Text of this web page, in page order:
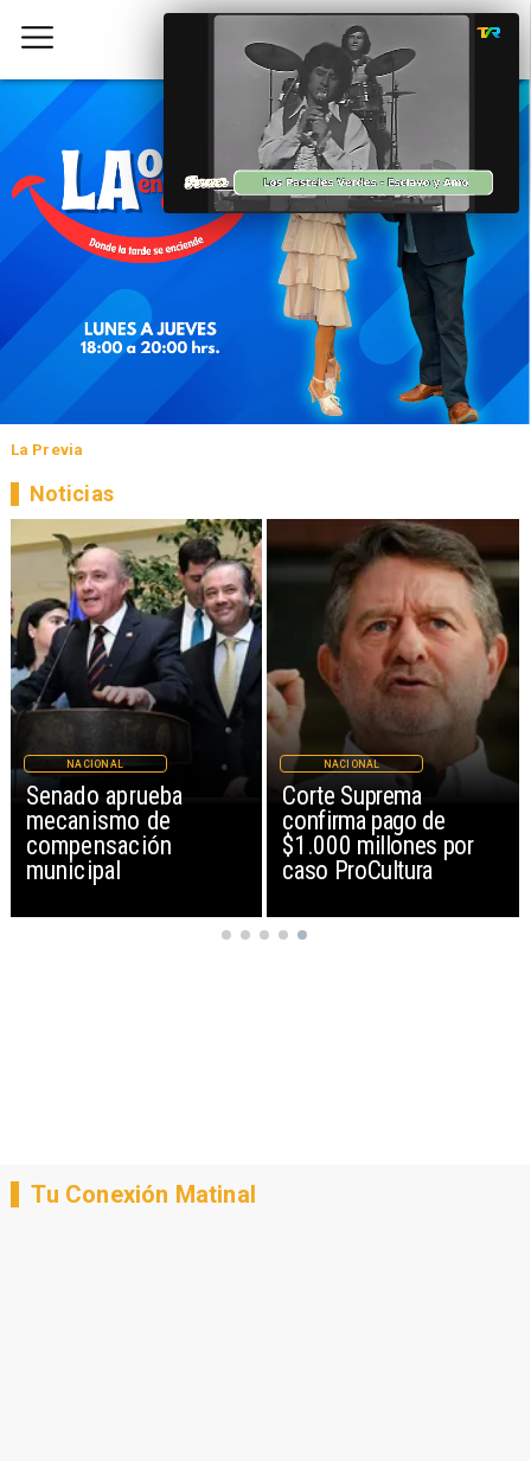
La Previa
Senado aprueba
mecanismo de
compensación
municipal
NACIONAL
Corte Suprema
confirma pago de
$1.000 millones por
caso ProCultura
NACIONAL
Noticias
Tu Conexión Matinal